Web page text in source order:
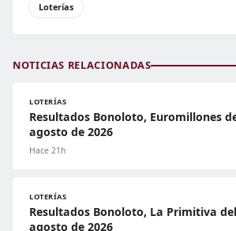
Loterías
NOTICIAS RELACIONADAS
LOTERÍAS
Resultados Bonoloto, Euromillones
agosto de 2026
Hace 21h
LOTERÍAS
Resultados Bonoloto, La Primitiva
agosto de 2026